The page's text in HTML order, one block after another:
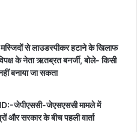
से लाउडस्पीकर हटाने के खिलाफ
के नेता ऋतब्रत बनर्जी, बोले- किसी
बनाया जा सकता
जेपीएससी-जेएसएससी मामले में
और सरकार के बीच पहली वार्ता